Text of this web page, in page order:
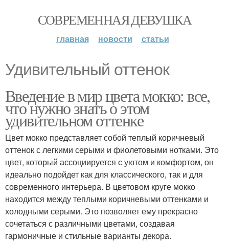
СОВРЕМЕННАЯ ДЕВУШКА
главная новости статьи
Удивительный оттенок
Введение в мир цвета мокко: все,
что нужно знать о этом
удивительном оттенке
Цвет мокко представляет собой теплый коричневый
оттенок с легкими серыми и фиолетовыми нотками. Это
цвет, который ассоциируется с уютом и комфортом, он
идеально подойдет как для классического, так и для
современного интерьера. В цветовом круге мокко
находится между теплыми коричневыми оттенками и
холодными серыми. Это позволяет ему прекрасно
сочетаться с различными цветами, создавая
гармоничные и стильные варианты декора.